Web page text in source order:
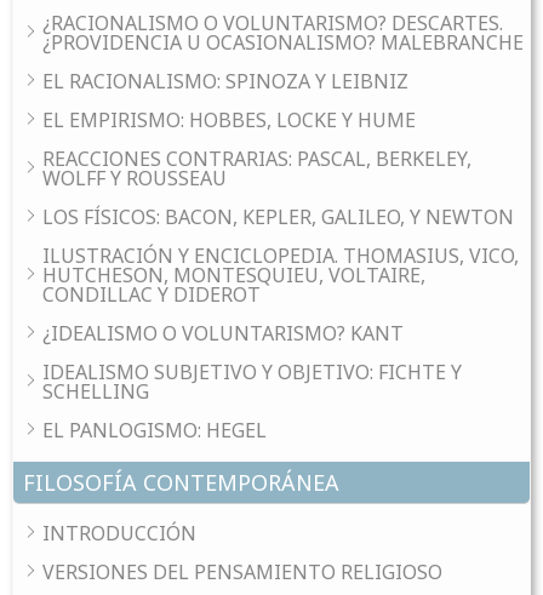
¿RACIONALISMO O VOLUNTARISMO? DESCARTES.
¿PROVIDENCIA U OCASIONALISMO? MALEBRANCHE
EL RACIONALISMO: SPINOZA Y LEIBNIZ
EL EMPIRISMO: HOBBES, LOCKE Y HUME
REACCIONES CONTRARIAS: PASCAL, BERKELEY,
WOLFF Y ROUSSEAU
LOS FÍSICOS: BACON, KEPLER, GALILEO, Y NEWTON
ILUSTRACIÓN Y ENCICLOPEDIA. THOMASIUS, VICO,
HUTCHESON, MONTESQUIEU, VOLTAIRE,
CONDILLAC Y DIDEROT
¿IDEALISMO O VOLUNTARISMO? KANT
IDEALISMO SUBJETIVO Y OBJETIVO: FICHTE Y
SCHELLING
EL PANLOGISMO: HEGEL
FILOSOFÍA CONTEMPORÁNEA
INTRODUCCIÓN
VERSIONES DEL PENSAMIENTO RELIGIOSO